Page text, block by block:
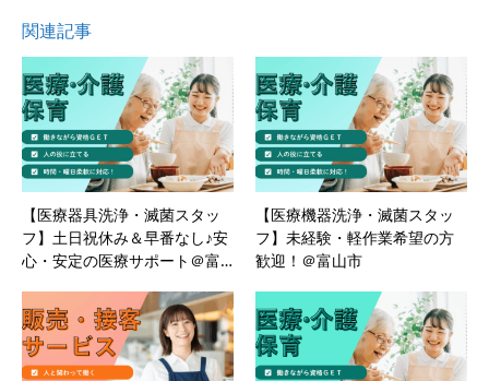
関連記事
【医療器具洗浄・滅菌スタッ
フ】土日祝休み＆早番なし♪安
心・安定の医療サポート＠富…
【医療機器洗浄・滅菌スタッ
フ】未経験・軽作業希望の方
歓迎！＠富山市